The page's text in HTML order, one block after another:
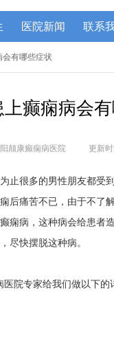
医院新闻 联系
有哪些症状
上癫痫病会
颠康癫痫病医院 更新时
止很多的男性朋友都受
后痛苦不已，由于不了
痫病，这种病会给患者
尽快摆脱这种病。
院专家给我们做以下的